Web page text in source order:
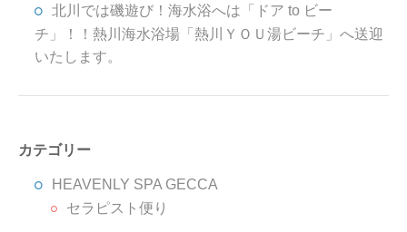
北川では磯遊び！海水浴へは「ドア to ビー
チ」！！熱川海水浴場「熱川ＹＯＵ湯ビーチ」へ送迎
いたします。
カテゴリー
HEAVENLY SPA GECCA
セラピスト便り